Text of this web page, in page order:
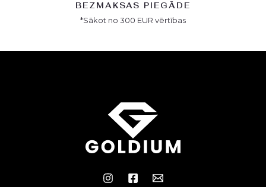
BEZMAKSAS PIEGĀDE
*Sākot no 300 EUR vērtības